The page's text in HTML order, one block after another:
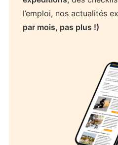
l’emploi, nos actualités
par mois, pas plus !)